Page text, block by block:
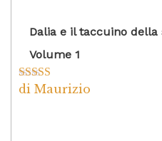
Dalia e il taccuino
Volume 1
Valutato4
di Maurizio